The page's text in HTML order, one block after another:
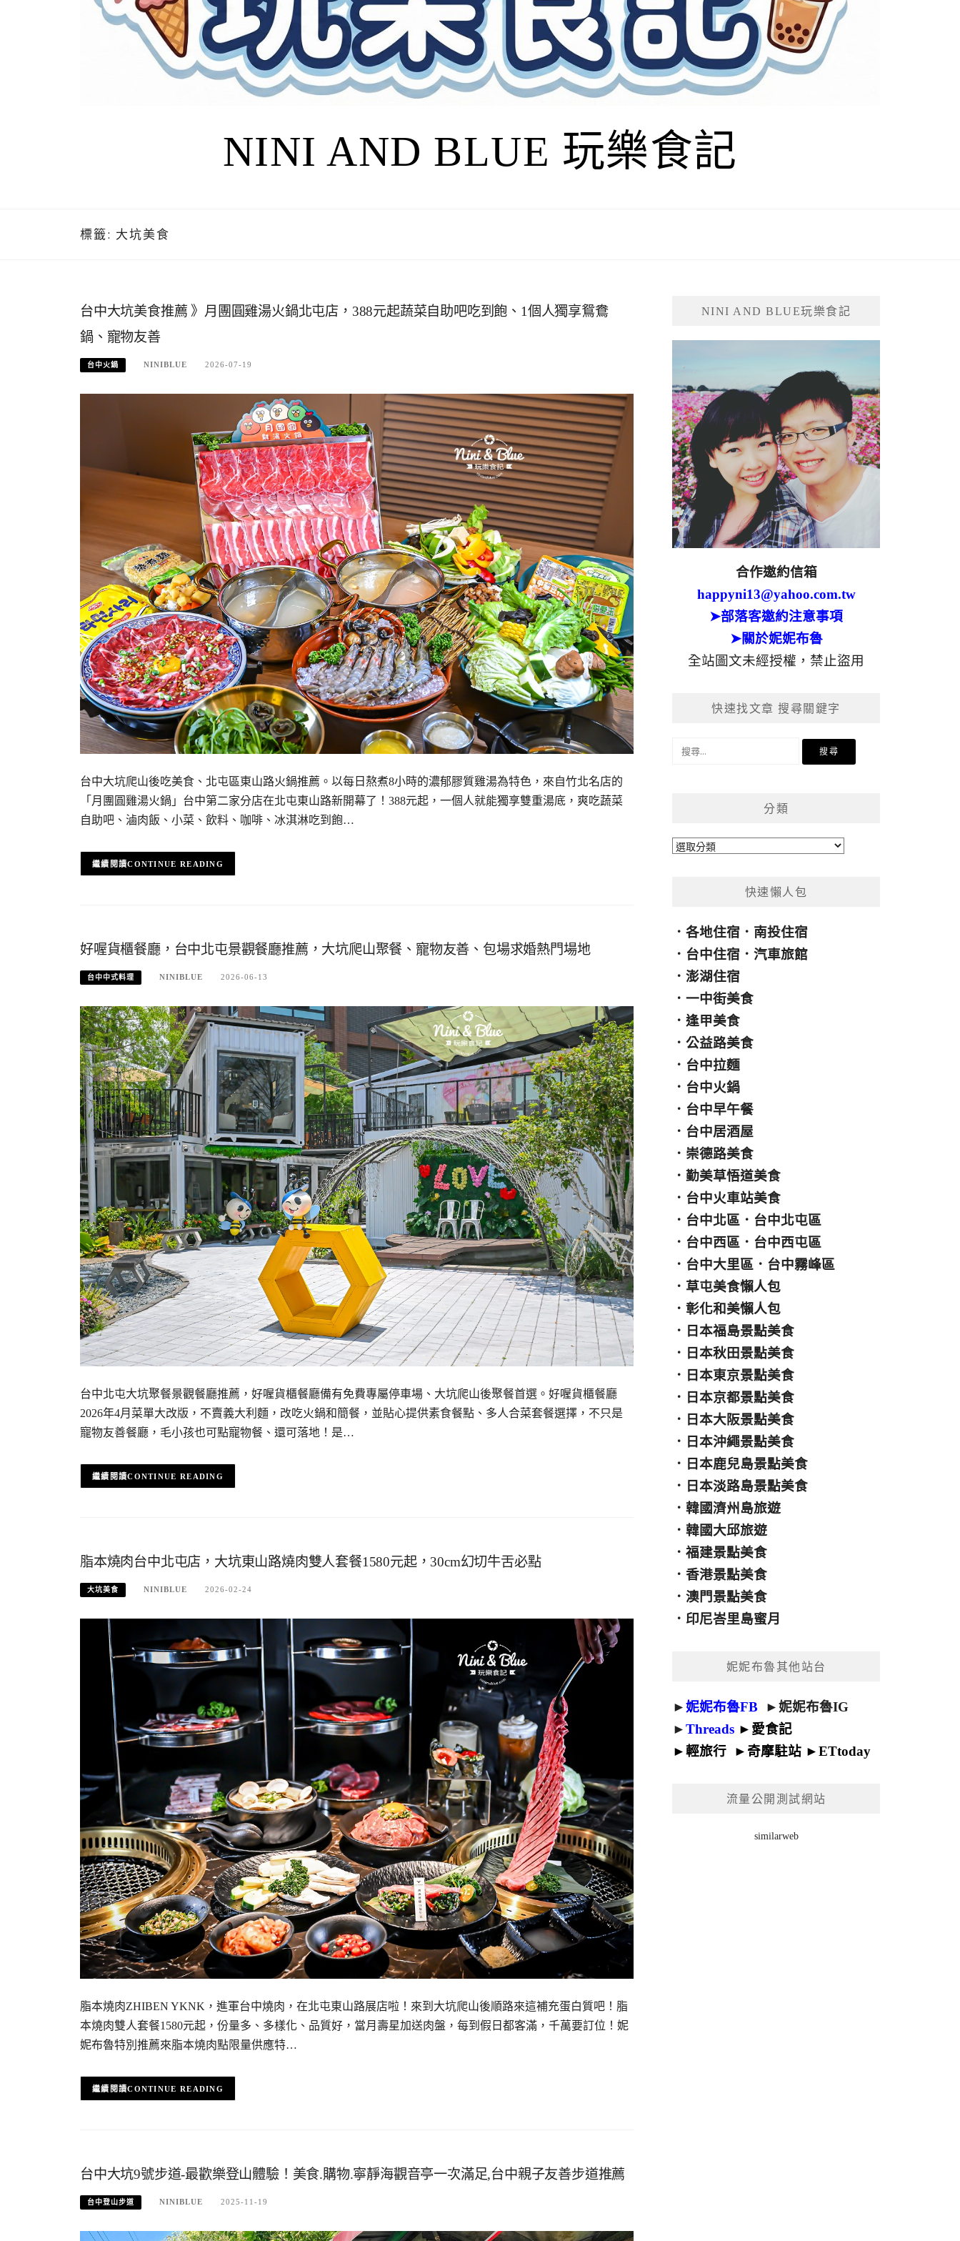
NINI AND BLUE 玩樂食記
標籤: 大坑美食
台中大坑美食推薦 》月團圓雞湯火鍋北屯店，388元起蔬菜自助吧吃到飽、1個人獨享鴛鴦
鍋、寵物友善
台中火鍋 NINIBLUE 2026-07-19
台中大坑爬山後吃美食、北屯區東山路火鍋推薦。以每日熬煮8小時的濃郁膠質雞湯為特色，來自竹北名店的
「月團圓雞湯火鍋」台中第二家分店在北屯東山路新開幕了！388元起，一個人就能獨享雙重湯底，爽吃蔬菜
自助吧、滷肉飯、小菜、飲料、咖啡、冰淇淋吃到飽…
CONTINUE READING
好喔貨櫃餐廳，台中北屯景觀餐廳推薦，大坑爬山聚餐、寵物友善、包場求婚熱門場地
台中中式料理 NINIBLUE 2026-06-13
台中北屯大坑聚餐景觀餐廳推薦，好喔貨櫃餐廳備有免費專屬停車場、大坑爬山後聚餐首選。好喔貨櫃餐廳
2026年4月菜單大改版，不賣義大利麵，改吃火鍋和簡餐，並貼心提供素食餐點、多人合菜套餐選擇，不只是
寵物友善餐廳，毛小孩也可點寵物餐、還可落地！是…
CONTINUE READING
脂本燒肉台中北屯店，大坑東山路燒肉雙人套餐1580元起，30cm幻切牛舌必點
大坑美食 NINIBLUE 2026-02-24
脂本燒肉ZHIBEN YKNK，進軍台中燒肉，在北屯東山路展店啦！來到大坑爬山後順路來這補充蛋白質吧！脂
本燒肉雙人套餐1580元起，份量多、多樣化、品質好，當月壽星加送肉盤，每到假日都客滿，千萬要訂位！妮
妮布魯特別推薦來脂本燒肉點限量供應特…
CONTINUE READING
台中大坑9號步道-最歡樂登山體驗！美食.購物.寧靜海觀音亭一次滿足,台中親子友善步道推薦
台中登山步道 NINIBLUE 2025-11-19
NINI AND BLUE玩樂食記
合作邀約信箱
happyni13@yahoo.com.tw
➤部落客邀約注意事項
➤關於妮妮布魯
全站圖文未經授權，禁止盜用
快速找文章 搜尋關鍵字
分類
分
快速懶人包
．各地住宿 ． 南投住宿
． 台中住宿 ．汽車旅館
．澎湖住宿
．一中街美食
．逢甲美食
．公益路美食
． 台中拉麵
． 台中火鍋
． 台中早午餐
． 台中居酒屋
． 崇德路美食
．勤美草悟道美食
． 台中火車站美食
． 台中北區 ． 台中北屯區
． 台中西區 ． 台中西屯區
． 台中大里區 ． 台中霧峰區
． 草屯美食懶人包
．彰化和美懶人包
． 日本福島景點美食
． 日本秋田景點美食
． 日本東京景點美食
． 日本京都景點美食
． 日本大阪景點美食
． 日本沖繩景點美食
． 日本鹿兒島景點美食
． 日本淡路島景點美食
．韓國濟州島旅遊
．韓國大邱旅遊
．福建景點美食
．香港景點美食
．澳門景點美食
． 印尼峇里島蜜月
妮妮布魯其他站台
►妮妮布魯FB ►妮妮布魯IG
►Threads ► 愛食記
►輕旅行 ► 奇摩駐站 ►ETtoday
流量公開測試網站
similarweb